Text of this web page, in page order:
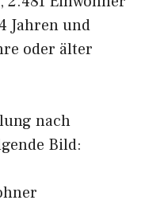
Jahren und
oder älter
nach
Bild: